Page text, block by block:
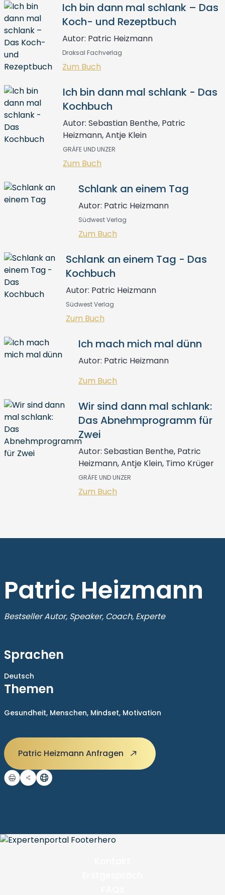
Ich bin dann mal schlank – Das
Koch- und Rezeptbuch
Autor: Patric Heizmann
Draksal Fachverlag
Zum Buch
Ich bin dann mal schlank - Das
Kochbuch
Autor: Sebastian Benthe, Patric
Heizmann, Antje Klein
GRÄFE UND UNZER
Zum Buch
Schlank an einem Tag
Autor: Patric Heizmann
Südwest Verlag
Zum Buch
Schlank an einem Tag - Das
Kochbuch
Autor: Patric Heizmann
Südwest Verlag
Zum Buch
Ich mach mich mal dünn
Autor: Patric Heizmann
Zum Buch
Wir sind dann mal schlank:
Das Abnehmprogramm für
Zwei
Autor: Sebastian Benthe, Patric
Heizmann, Antje Klein, Timo Krüger
GRÄFE UND UNZER
Zum Buch
Patric Heizmann
Bestseller Autor, Speaker, Coach, Experte
Sprachen
Deutsch
Themen
Gesundheit, Menschen, Mindset, Motivation
Patric Heizmann Anfragen